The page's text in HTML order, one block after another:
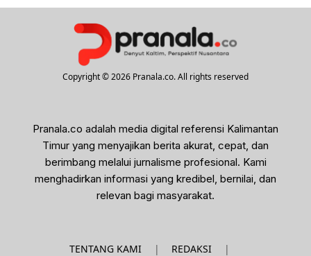
Copyright © 2026 Pranala.co. All rights reserved
Pranala.co adalah media digital referensi Kalimantan
Timur yang menyajikan berita akurat, cepat, dan
berimbang melalui jurnalisme profesional. Kami
menghadirkan informasi yang kredibel, bernilai, dan
relevan bagi masyarakat.
TENTANG KAMI | REDAKSI |